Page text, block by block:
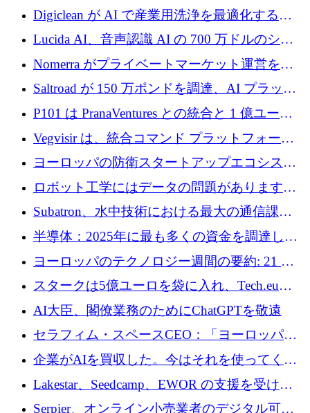
ンペーンを自動化するためにシリーズ A で
720 万ドルを調達
Digiclean が AI で産業用洗浄を最適化するた
めに 250 万ユーロを調達
Lucida AI、音声認識 AI の 700 万ドルのシー
ドラウンドを終了
Nomerra がプライベートマーケット運営を自
動化するために 200 万ドルを調達
Saltroad が 150 万ポンドを調達、AI プラット
フォーム Ogma を買収して子ども向け言語療
法を拡大
P101 は PranaVentures との統合と 1 億ユーロ
のファンドによりシード投資に拡大
Vegvisir は、統合コマンド プラットフォーム
を通じて関連する無人システムを接続するた
めの資金を調達します
ヨーロッパの防衛スタートアップエコシステ
ムとなったハッカソン
ロボット工学にはデータの問題があります。
Macrodata Labs はそれを解決したいと考えて
Subatron、水中技術における最大の通信課題
の 1 つに取り組むために 16 万 2,000 ユーロを
確保
半導体：2025年に最も多くの資金を調達した
10社
ヨーロッパのテクノロジー週間の要約: 21 億
ユーロの取引と Tech.eu Funding Explorer
スタークは5億ユーロを袋に入れ、Tech.eu
Funding Explorerの立ち上げ、そしてルクセン
ブルクの大きな野望
AI大臣、閣僚業務のためにChatGPTを敬遠
セラフィム・スペースCEO：「ヨーロッパは
追いつきつつある」
企業がAIを買収した。今はそれを使ってくれ
る人々が必要です
Lakestar、Seedcamp、EWOR の支援を受け、
SE3 が自律システム用の空間 AI プラットフォ
Serpier、オンライン小売業者のデジタル可視